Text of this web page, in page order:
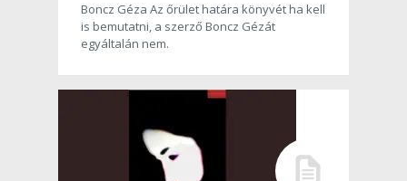
Boncz Géza Az őrület határa könyvét ha kell
is bemutatni, a szerző Boncz Gézát
egyáltalán nem.